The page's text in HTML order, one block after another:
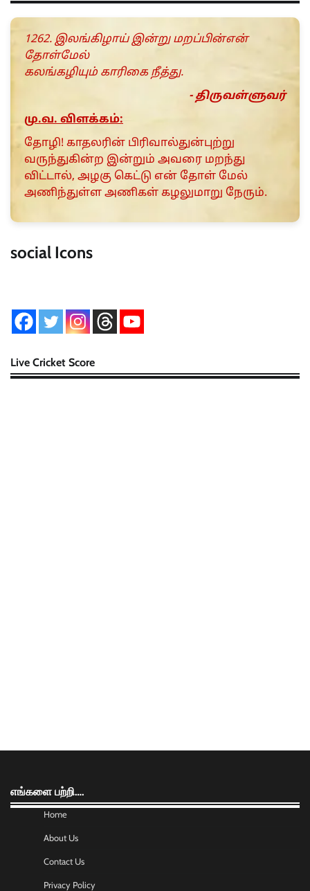
1262. இலங்கிழாய் இன்று மறப்பின்என்
தோள்மேல்
கலங்கழியும் காரிகை நீத்து.
- திருவள்ளுவர்
மு.வ. விளக்கம்:
தோழி! காதலரின் பிரிவால்துன்புற்று
வருந்துகின்ற இன்றும் அவரை மறந்து
விட்டால், அழகு கெட்டு என் தோள் மேல்
அணிந்துள்ள அணிகள் கழலுமாறு நேரும்.
social Icons
Live Cricket Score
எங்களை பற்றி….
Home
About Us
Contact Us
Privacy Policy